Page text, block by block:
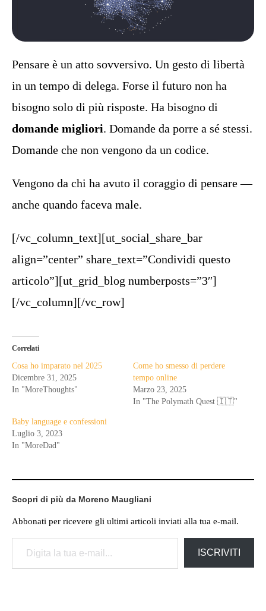
Pensare è un atto sovversivo. Un gesto di libertà
in un tempo di delega. Forse il futuro non ha
bisogno solo di più risposte. Ha bisogno di
domande migliori. Domande da porre a sé stessi.
Domande che non vengono da un codice.
Vengono da chi ha avuto il coraggio di pensare —
anche quando faceva male.
[/vc_column_text][ut_social_share_bar
align=”center” share_text=”Condividi questo
articolo”][ut_grid_blog numberposts=”3″]
[/vc_column][/vc_row]
Correlati
Cosa ho imparato nel 2025
Dicembre 31, 2025
In "MoreThoughts"
Come ho smesso di perdere
tempo online
Marzo 23, 2025
In "The Polymath Quest 🇮🇹"
Baby language e confessioni
Luglio 3, 2023
In "MoreDad"
Scopri di più da Moreno Maugliani
Abbonati per ricevere gli ultimi articoli inviati alla tua e-mail.
Digita la tua e-mail...
ISCRIVITI